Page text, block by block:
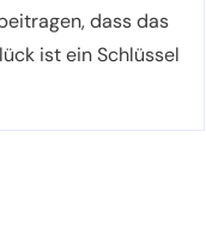
dass das
ist ein Schlüssel